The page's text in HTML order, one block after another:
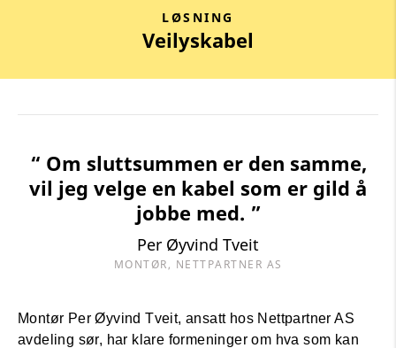
LØSNING
Veilyskabel
“ Om sluttsummen er den samme,
vil jeg velge en kabel som er gild å
jobbe med. ”
Per Øyvind Tveit
MONTØR, NETTPARTNER AS
Montør Per Øyvind Tveit, ansatt hos Nettpartner AS
avdeling sør, har klare formeninger om hva som kan